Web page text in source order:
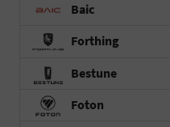
Baic
Forthing
Bestune
Foton